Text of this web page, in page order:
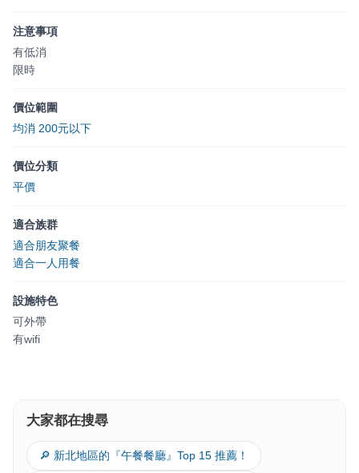
注意事項
有低消
限時
價位範圍
均消 200元以下
價位分類
平價
適合族群
適合朋友聚餐
適合一人用餐
設施特色
可外帶
有wifi
大家都在搜尋
🔎 新北地區的『午餐餐廳』Top 15 推薦！